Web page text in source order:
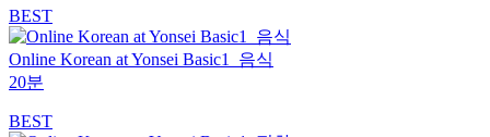
BEST
Online Korean at Yonsei Basic1_음식
20분
BEST